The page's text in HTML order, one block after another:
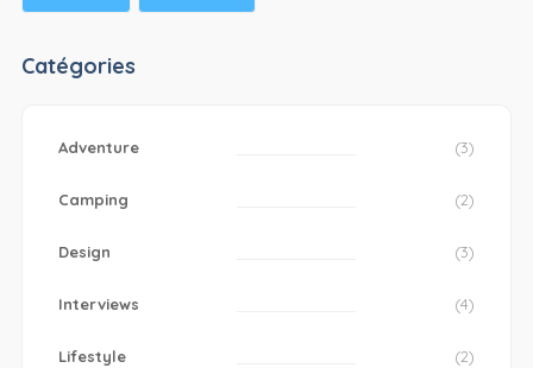
Catégories
Adventure (3)
Camping (2)
Design (3)
Interviews (4)
Lifestyle (2)